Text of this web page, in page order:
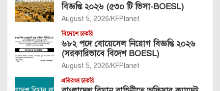
বিজ্ঞপ্তি ২০২৬ (৫৩০ টি ভিসা-BOESL)
August 5, 2026 KFPlanet
বিদেশে চাকরি
৬৮২ পদে বোয়েসেল নিয়োগ বিজ্ঞপ্তি ২০২৬
(সরকারিভাবে বিদেশ BOESL)
August 5, 2026 KFPlanet
প্রতিরক্ষা চাকরি